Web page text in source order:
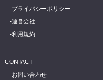
プライバシーポリシー
運営会社
利用規約
CONTACT
お問い合わせ